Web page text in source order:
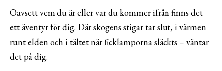
Oavsett vem du är eller var du kommer ifrån finns det
ett äventyr för dig. Där skogens stigar tar slut, i värmen
runt elden och i tältet när ficklamporna släckts – väntar
det på dig.